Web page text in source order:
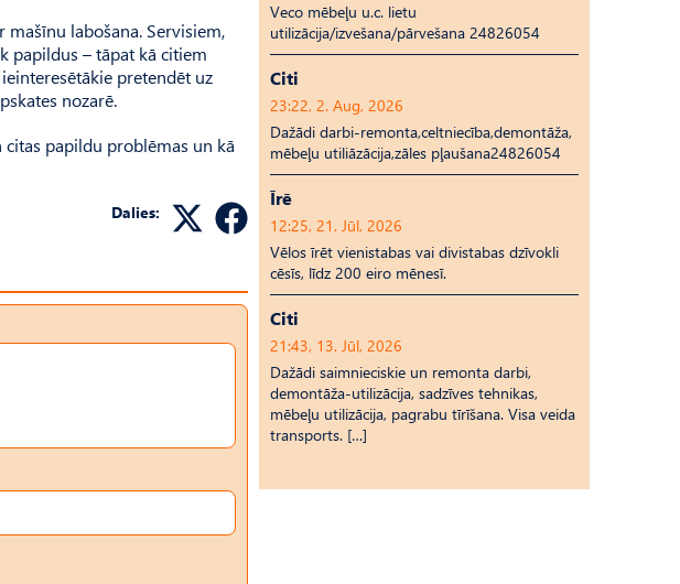
labošana. Servisiem,
papildus – tāpat kā citiem
pretendēt uz
nozarē.
papildu problēmas un kā
Dalies:
Veco mēbeļu u.c. lietu
utilizācija/izvešana/pārvešana 24826054
Citi
23:22, 2. Aug, 2026
Dažādi darbi-remonta,celtniecība,demontāža,
mēbeļu utiliāzācija,zāles pļaušana24826054
Īrē
12:25, 21. Jūl, 2026
Vēlos īrēt vienistabas vai divistabas dzīvokli
cēsīs, līdz 200 eiro mēnesī.
Citi
21:43, 13. Jūl, 2026
Dažādi saimnieciskie un remonta darbi,
demontāža-utilizācija, sadzīves tehnikas,
mēbeļu utilizācija, pagrabu tīrīšana. Visa veida
transports. […]